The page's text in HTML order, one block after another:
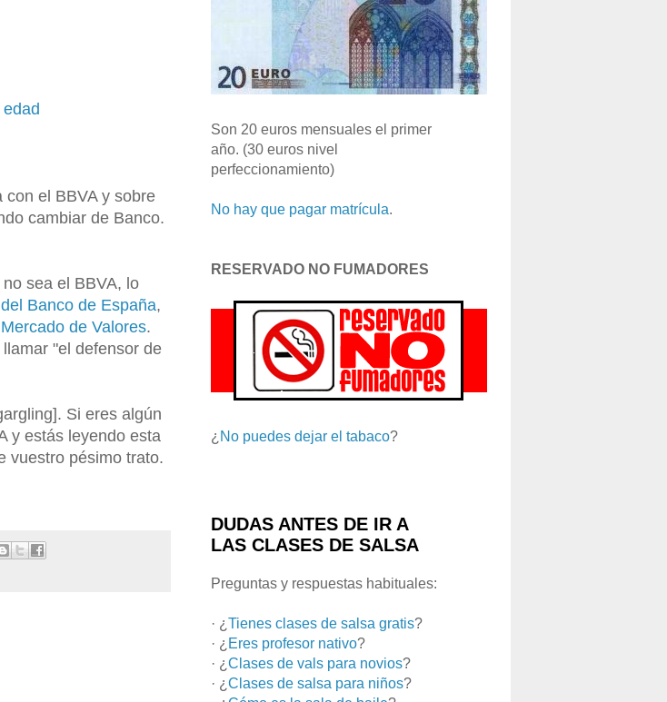
el BBVA y sobre
cambiar de Banco.
sea el BBVA, lo
Banco de España,
de Valores.
"el defensor de
Si eres algún
y estás leyendo esta
vuestro pésimo trato.
Son 20 euros mensuales el primer
año. (30 euros nivel
perfeccionamiento)
No hay que pagar matrícula.
RESERVADO NO FUMADORES
¿ No puedes dejar el tabaco?
DUDAS ANTES DE IR A
LAS CLASES DE SALSA
Preguntas y respuestas habituales:
· ¿ Tienes clases de salsa gratis?
· ¿ Eres profesor nativo?
· ¿ Clases de vals para novios?
· ¿ Clases de salsa para niños?